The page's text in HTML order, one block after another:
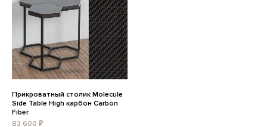
Прикроватный столик Molecule
Side Table High карбон Carbon
Fiber
83 600 ₽